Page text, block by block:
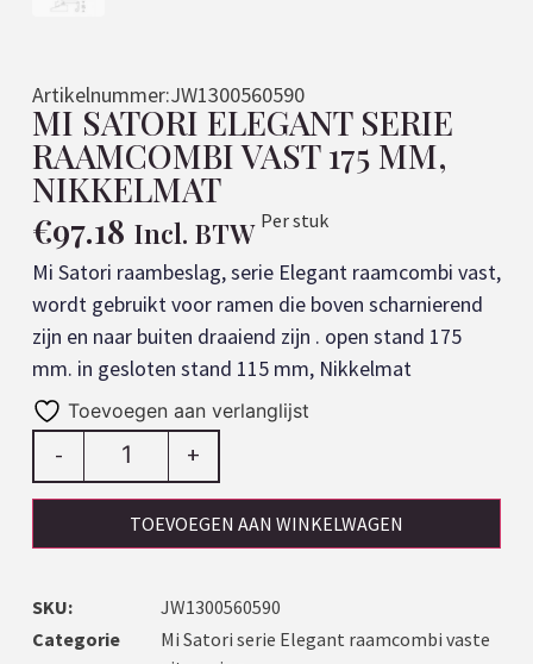
Artikelnummer:JW1300560590
MI SATORI ELEGANT SERIE
RAAMCOMBI VAST 175 MM,
NIKKELMAT
€97.18 Incl. BTW Per stuk
Mi Satori raambeslag, serie Elegant raamcombi vast,
wordt gebruikt voor ramen die boven scharnierend
zijn en naar buiten draaiend zijn . open stand 175
mm. in gesloten stand 115 mm, Nikkelmat
Toevoegen aan verlanglijst
- +
TOEVOEGEN AAN WINKELWAGEN
SKU:
JW1300560590
Categorie
Mi Satori serie Elegant raamcombi vaste